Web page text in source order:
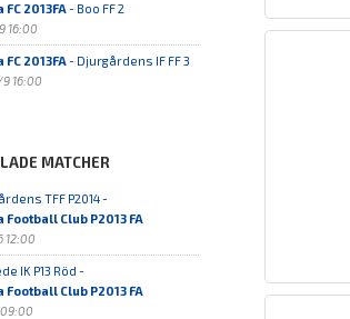
FC 2013FA- Boo FF 2
16:00
FC 2013FA- Djurgårdens IF FF 3
16:00
MATCHER
TFF P2014 -
Football Club P2013 FA
12:00
IK P13 Röd -
Football Club P2013 FA